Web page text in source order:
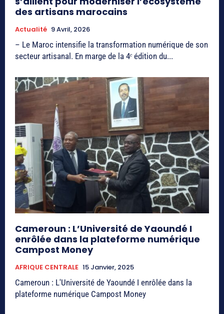
des artisans marocains
Actualité 9 Avril, 2026
– Le Maroc intensifie la transformation numérique de son
secteur artisanal. En marge de la 4ᵉ édition du...
Cameroun : L’Université de Yaoundé I
enrôlée dans la plateforme numérique
Campost Money
AFRIQUE CENTRALE 15 Janvier, 2025
Cameroun : L'Université de Yaoundé I enrôlée dans la
plateforme numérique Campost Money